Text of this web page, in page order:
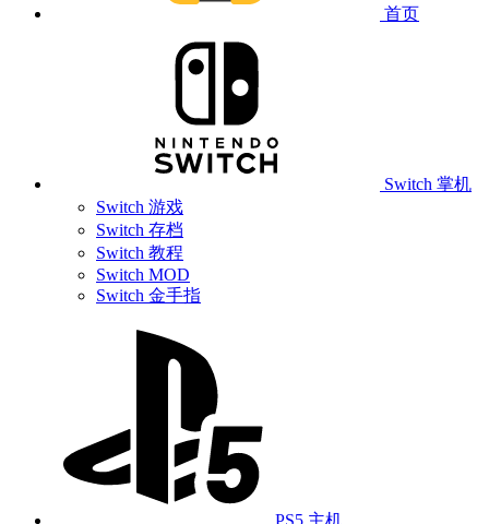
首页
Switch 掌机
Switch 游戏
Switch 存档
Switch 教程
Switch MOD
Switch 金手指